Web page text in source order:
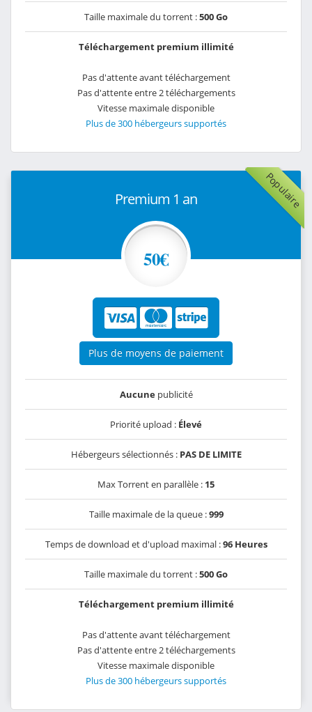
Taille maximale du torrent :500 Go
Téléchargement premium illimité
Pas d'attente avant téléchargement
Pas d'attente entre 2 téléchargements
Vitesse maximale disponible
Plus de 300 hébergeurs supportés
Populaire
Premium 1 an
50€
Plus de moyens de paiement
Aucunepublicité
Priorité upload : Élevé
Hébergeurs sélectionnés : PAS DE LIMITE
Max Torrent en parallèle : 15
Taille maximale de la queue :999
Temps de download et d'upload maximal :96 Heures
Taille maximale du torrent :500 Go
Téléchargement premium illimité
Pas d'attente avant téléchargement
Pas d'attente entre 2 téléchargements
Vitesse maximale disponible
Plus de 300 hébergeurs supportés